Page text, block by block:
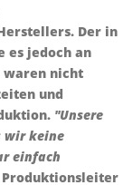
Der in
es jedoch an
nicht
und
"Unsere
wir keine
einfach
Produktionsleiter